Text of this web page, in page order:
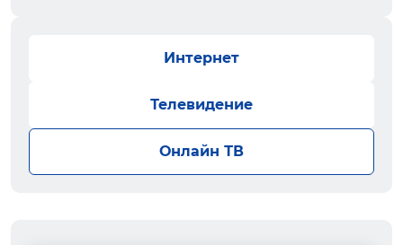
Интернет
Телевидение
Онлайн ТВ